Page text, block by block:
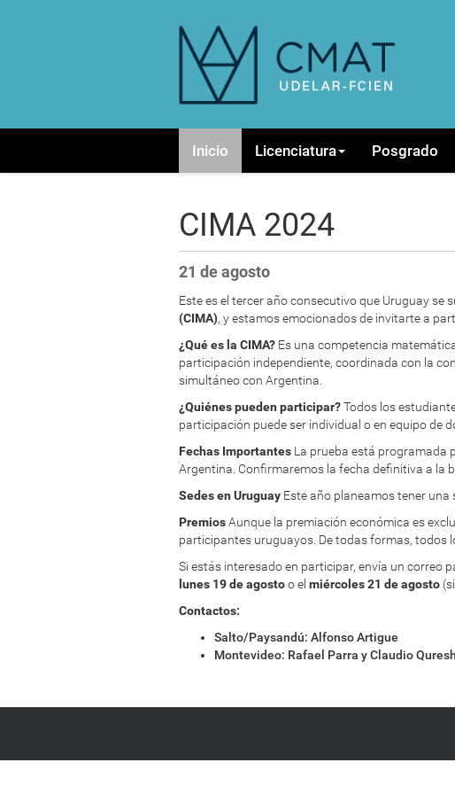
v
Inicio Licenciatura Posgrado
CIMA 2024
21 de agosto
Este es el tercer año consecutivo que Uruguay se
(CIMA), y estamos emocionados de invitarte a
¿Qué es la CIMA? Es una competencia
participación independiente, coordinada con la
simultáneo con Argentina.
¿Quiénes pueden participar?Todos los
participación puede ser individual o en equipo de
Fechas Importantes La prueba está programada
Argentina. Confirmaremos la fecha definitiva a la
Sedes en Uruguay Este año planeamos tener
PremiosAunque la premiación económica es
participantes uruguayos. De todas formas, todos
Si estás interesado en participar, envía un correo
lunes 19 de agostoo el miércoles 21 de agosto
Contactos:
Salto/Paysandú: Alfonso Artigue
Montevideo: Rafael Parra y Claudio